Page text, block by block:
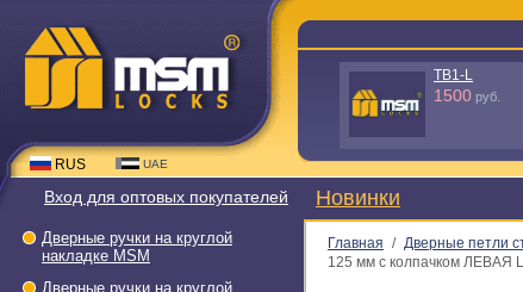
RUS UAE
TS3-L50 - C
288руб.
Вход для оптовых покупателей
Дверные ручки на круглой
накладке МSМ
Дверные ручки на круглой
Новинки
Главная / Дверные петли
125 мм с колпачком ЛЕВАЯ